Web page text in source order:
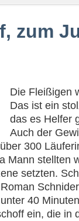
zum
Die Fleißigen
Das ist ein
das es Helfer
Auch der
300
Mann
setzten.
40
ein, die